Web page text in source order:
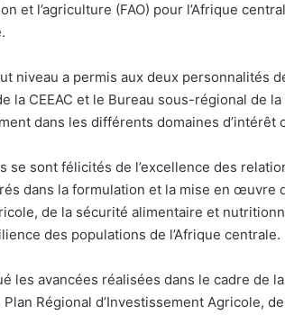
et l’agriculture (FAO) pour l’Afrique
niveau a permis aux deux personnalités
la CEEAC et le Bureau sous-régional de
dans les différents domaines d’intérêt
se sont félicités de l’excellence des
dans la formulation et la mise en œuvre
de la sécurité alimentaire et
des populations de l’Afrique centrale.
les avancées réalisées dans le cadre de
Plan Régional d’Investissement Agricole,